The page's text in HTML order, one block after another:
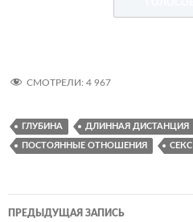
СМОТРЕЛИ: 4 967
ГЛУБИНА ДЛИННАЯ ДИСТАНЦИЯ
ПОСТОЯННЫЕ ОТНОШЕНИЯ СЕКС
Навигация
ПРЕДЫДУЩАЯ ЗАПИСЬ